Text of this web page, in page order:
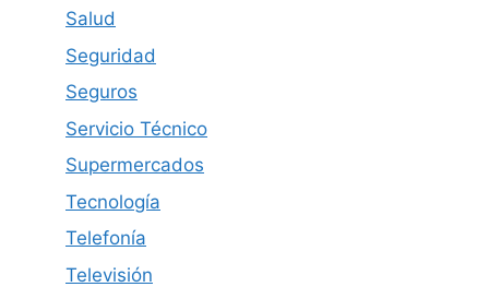
Salud
Seguridad
Seguros
Servicio Técnico
Supermercados
Tecnología
Telefonía
Televisión